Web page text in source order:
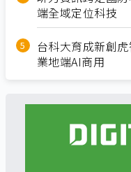
端全域定位科技
台科大育成新創
業地端AI商用